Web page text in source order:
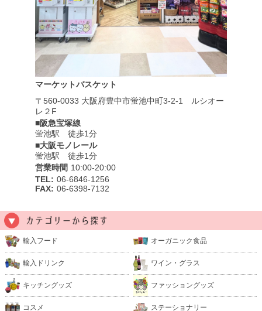
マーケットバスケット
〒560-0033 大阪府豊中市蛍池中町3-2-1 ルシオー
レ２F
■阪急宝塚線
蛍池駅 徒歩1分
■大阪モノレール
蛍池駅 徒歩1分
営業時間 10:00-20:00
TEL: 06-6846-1256
FAX: 06-6398-7132
輸入フード オーガニック食品
輸入ドリンク ワイン・グラス
キッチングッズ ファッショングッズ
コスメ ステーショナリー